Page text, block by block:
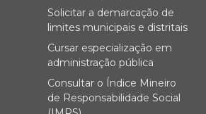
Solicitar a demarcação de
limites municipais e distritais
Cursar especialização em
administração pública
Consultar o Índice Mineiro
de Responsabilidade Social